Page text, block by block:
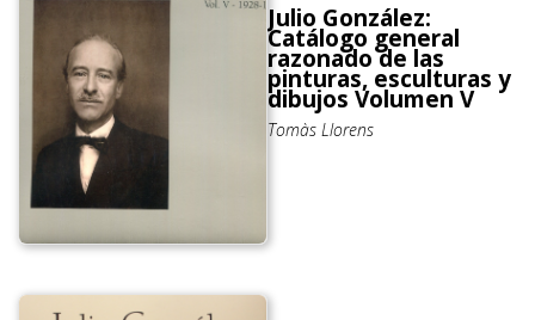
Julio González:
Catálogo general
razonado de las
pinturas, esculturas y
dibujos Volumen V
Tomàs Llorens